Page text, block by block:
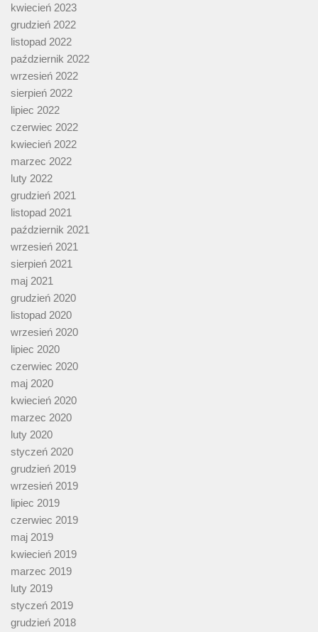
kwiecień 2023
grudzień 2022
listopad 2022
październik 2022
wrzesień 2022
sierpień 2022
lipiec 2022
czerwiec 2022
kwiecień 2022
marzec 2022
luty 2022
grudzień 2021
listopad 2021
październik 2021
wrzesień 2021
sierpień 2021
maj 2021
grudzień 2020
listopad 2020
wrzesień 2020
lipiec 2020
czerwiec 2020
maj 2020
kwiecień 2020
marzec 2020
luty 2020
styczeń 2020
grudzień 2019
wrzesień 2019
lipiec 2019
czerwiec 2019
maj 2019
kwiecień 2019
marzec 2019
luty 2019
styczeń 2019
grudzień 2018